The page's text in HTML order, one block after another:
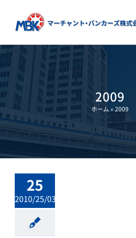
content
2009
ホーム »2009
25
2010/25/03